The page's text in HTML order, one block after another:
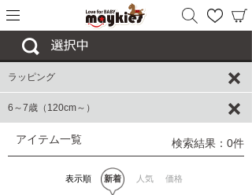
ラッピング
6～7歳（120cm～）
アイテム一覧 検索結果：0件
表示順 新着 人気 価格